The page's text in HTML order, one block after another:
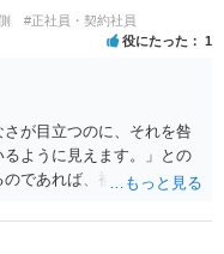
#正社員・契約社員
役にたった 1
さが目立つのに、それを咎
ように見えます。」との
であれば、被告の主張が
ありませんと言えば終わ